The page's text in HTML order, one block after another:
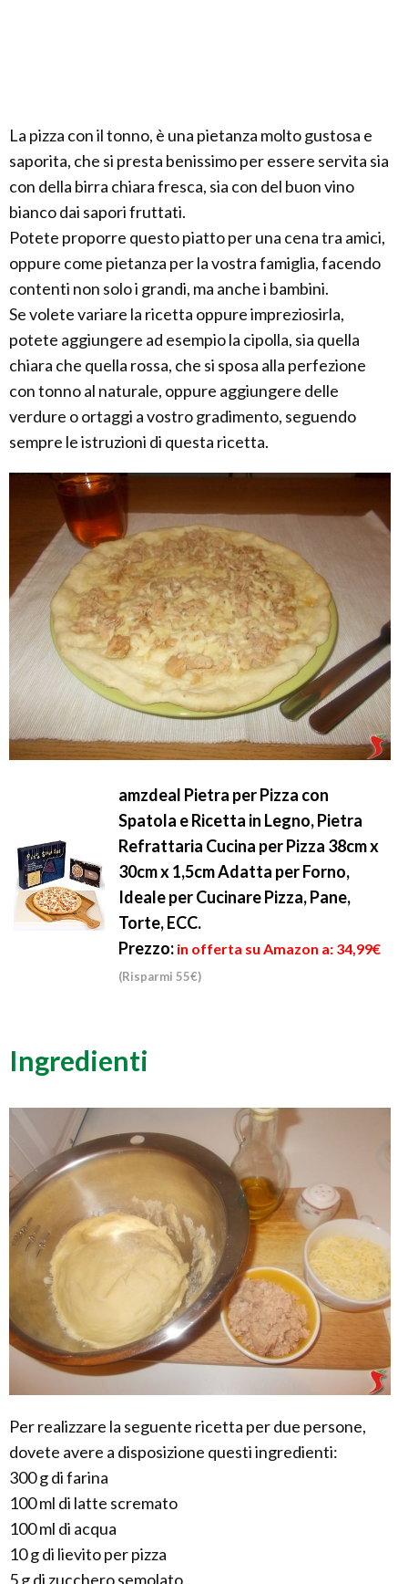
La pizza con il tonno, è una pietanza molto gustosa e
saporita, che si presta benissimo per essere servita sia
con della birra chiara fresca, sia con del buon vino
bianco dai sapori fruttati.
Potete proporre questo piatto per una cena tra amici,
oppure come pietanza per la vostra famiglia, facendo
contenti non solo i grandi, ma anche i bambini.
Se volete variare la ricetta oppure impreziosirla,
potete aggiungere ad esempio la cipolla, sia quella
chiara che quella rossa, che si sposa alla perfezione
con tonno al naturale, oppure aggiungere delle
verdure o ortaggi a vostro gradimento, seguendo
sempre le istruzioni di questa ricetta.
amzdeal Pietra per Pizza con
Spatola e Ricetta in Legno, Pietra
Refrattaria Cucina per Pizza 38cm x
30cm x 1,5cm Adatta per Forno,
Ideale per Cucinare Pizza, Pane,
Torte, ECC.
Prezzo: in offerta su Amazon a: 34,99€
(Risparmi 55€)
Ingredienti
Per realizzare la seguente ricetta per due persone,
dovete avere a disposizione questi ingredienti:
300 g di farina
100 ml di latte scremato
100 ml di acqua
10 g di lievito per pizza
5 g di zucchero semolato